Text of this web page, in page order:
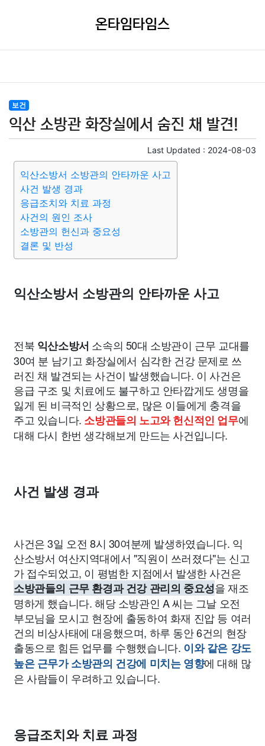
온타임타임스
보건
익산 소방관 화장실에서 숨진 채 발견!
Last Updated : 2024-08-03
익산소방서 소방관의 안타까운 사고
사건 발생 경과
응급조치와 치료 과정
사건의 원인 조사
소방관의 헌신과 중요성
결론 및 반성
익산소방서 소방관의 안타까운 사고
전북 익산소방서 소속의 50대 소방관이 근무 교대를
30여 분 남기고 화장실에서 심각한 건강 문제로 쓰
러진 채 발견되는 사건이 발생했습니다. 이 사건은
응급 구조 및 치료에도 불구하고 안타깝게도 생명을
잃게 된 비극적인 상황으로, 많은 이들에게 충격을
주고 있습니다. 소방관들의 노고와 헌신적인 업무에
대해 다시 한번 생각해보게 만드는 사건입니다.
사건 발생 경과
사건은 3일 오전 8시 30여분께 발생하였습니다. 익
산소방서 여산지역대에서 "직원이 쓰러졌다"는 신고
가 접수되었고, 이 평범한 지점에서 발생한 사건은
소방관들의 근무 환경과 건강 관리의 중요성을 재조
명하게 했습니다. 해당 소방관인 A 씨는 그날 오전
부모님을 모시고 현장에 출동하여 화재 진압 등 여러
건의 비상사태에 대응했으며, 하루 동안 6건의 현장
출동으로 힘든 업무를 수행했습니다. 이와 같은 강도
높은 근무가 소방관의 건강에 미치는 영향에 대해 많
은 사람들이 우려하고 있습니다.
응급조치와 치료 과정